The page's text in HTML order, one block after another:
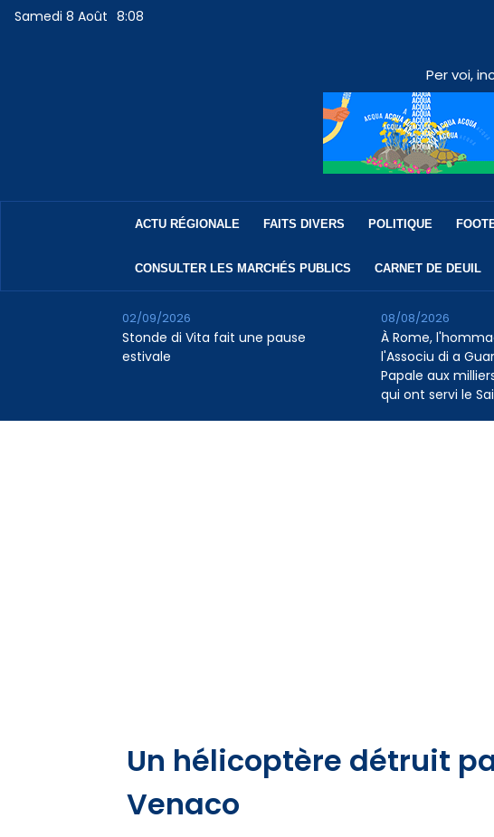
Samedi 8 Août 8:08
Per voi,
ACTU RÉGIONALE FAITS DIVERS POLITIQUE
CONSULTER LES MARCHÉS PUBLICS CARNET DE DEUIL
Stonde di Vita fait une pause
estivale
02/09/2026
À Rome,
l'Associu di a
Papale aux
qui ont servi le
08/08/2026
Un hélicoptère détruit
Venaco